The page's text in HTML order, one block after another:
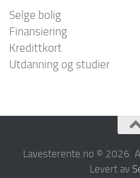
Selge bolig
Finansiering
Kredittkort
Utdanning og studier
Lavesterente.no © 2026.
Levert av